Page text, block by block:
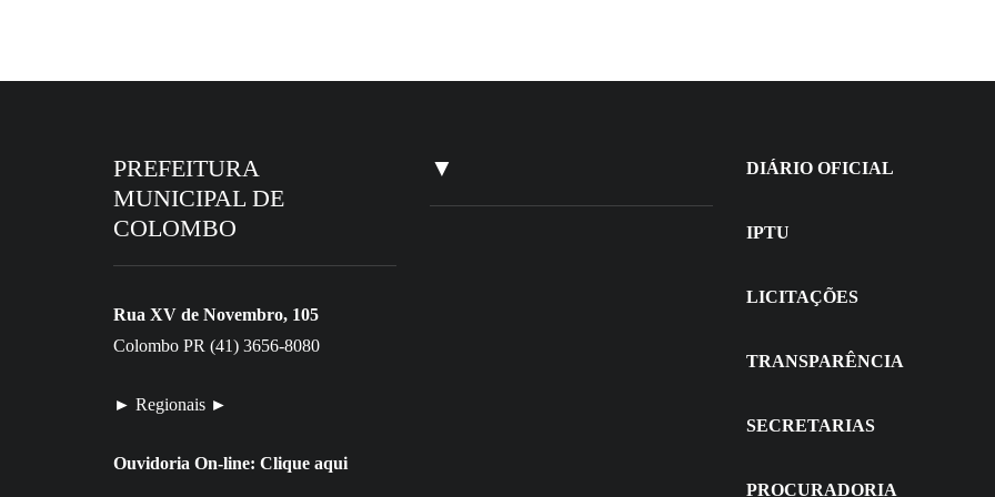
PREFEITURA
MUNICIPAL DE
COLOMBO
Rua XV de Novembro, 105
Colombo PR (41) 3656-8080
► Regionais ►
Ouvidoria On-line: Clique aqui
▼ DIÁRIO OFICIAL
IPTU
LICITAÇÕES
TRANSPARÊNCIA
SECRETARIAS
PROCURADORIA